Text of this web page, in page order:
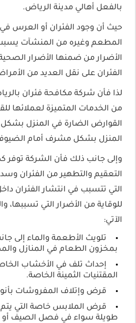
بالفعل أهالي مدينة الرياض.
حيث أن وجود الفئران أو العرس في
المطعم وغيره من المنشآت يسبب
الأضرار من ضمنها الأضرار
الفئران على نقل العديد من
لذا فأن شركة مكافحة فئران
من الخدمات المتميزة لعملائها
القوارض الضارة في المنزل بشكل
المنزل بشكل مشرف أمام
وإلى جانب ذلك فأن الشركة توفر
التعقيم والتطهير من الفئران وسد
التي تتسبب في انتشار الفئران
للوقاية من الأضرار التي تسببها،
الآتي:
تلويث الأطعمة والماء إلى
بمخزون الطعام في المنازل
إحداث تلف في الأخشاب
المقتنيات الثمينة الخاصة.
قرض وإتلاف المفروشات
قرض الملابس خاصة التي يتم
طويلة سواء في فصل الصيف